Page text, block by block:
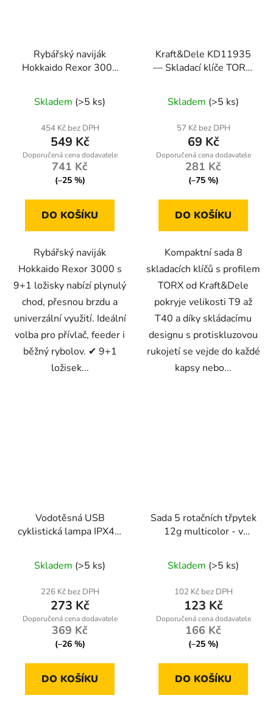
Rybářský naviják
Hokkaido Rexor 3000
hliníková cívka
Skladem (>5 ks)
454 Kč bez DPH
549 Kč
741 Kč
(–25 %)
DO KOŠÍKU
Rybářský naviják
Hokkaido Rexor 3000 s
9+1 ložisky nabízí plynulý
chod, přesnou brzdu a
univerzální využití. Ideální
volba pro přívlač, feeder i
běžný rybolov. ✔ 9+1
ložisek...
Kraft&Dele KD11935
— Skladací klíče TORX,
Skladem (>5 ks)
57 Kč bez DPH
69 Kč
281 Kč
(–75 %)
DO KOŠÍKU
Kompaktní sada 8
skladacích klíčů s profilem
TORX od Kraft&Dele
pokryje velikosti T9 až
T40 a díky skládacímu
designu s protiskluzovou
rukojetí se vejde do každé
kapsy nebo...
Vodotěsná USB
cyklistická lampa IPX4 –
Skladem (>5 ks)
226 Kč bez DPH
273 Kč
369 Kč
(–26 %)
DO KOŠÍKU
Sada 5 rotačních třpytek
12g multicolor - v
Skladem (>5 ks)
102 Kč bez DPH
123 Kč
166 Kč
(–25 %)
DO KOŠÍKU